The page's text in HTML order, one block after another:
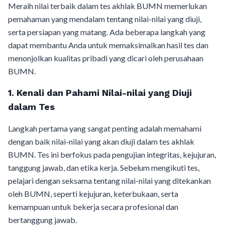
Meraih nilai terbaik dalam tes akhlak BUMN memerlukan
pemahaman yang mendalam tentang nilai-nilai yang diuji,
serta persiapan yang matang. Ada beberapa langkah yang
dapat membantu Anda untuk memaksimalkan hasil tes dan
menonjolkan kualitas pribadi yang dicari oleh perusahaan
BUMN.
1. Kenali dan Pahami Nilai-nilai yang Diuji
dalam Tes
Langkah pertama yang sangat penting adalah memahami
dengan baik nilai-nilai yang akan diuji dalam tes akhlak
BUMN. Tes ini berfokus pada pengujian integritas, kejujuran,
tanggung jawab, dan etika kerja. Sebelum mengikuti tes,
pelajari dengan seksama tentang nilai-nilai yang ditekankan
oleh BUMN, seperti kejujuran, keterbukaan, serta
kemampuan untuk bekerja secara profesional dan
bertanggung jawab.